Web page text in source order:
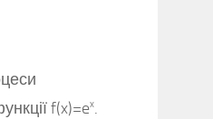
f(x)=ex.